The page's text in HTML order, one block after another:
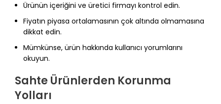
Ürünün içeriğini ve üretici firmayı kontrol edin.
Fiyatın piyasa ortalamasının çok altında olmamasına
dikkat edin.
Mümkünse, ürün hakkında kullanıcı yorumlarını
okuyun.
Sahte Ürünlerden Korunma
Yolları